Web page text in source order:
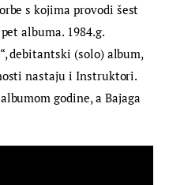
s kojima provodi šest
albuma. 1984.g.
debitantski (solo) album,
nastaju i Instruktori.
godine, a Bajaga